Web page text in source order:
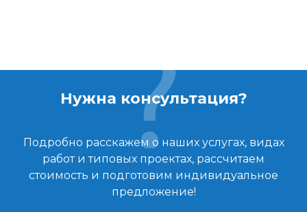
Нужна консультация?
Подробно расскажем о наших услугах, видах
работ и типовых проектах, рассчитаем
стоимость и подготовим индивидуальное
предложение!